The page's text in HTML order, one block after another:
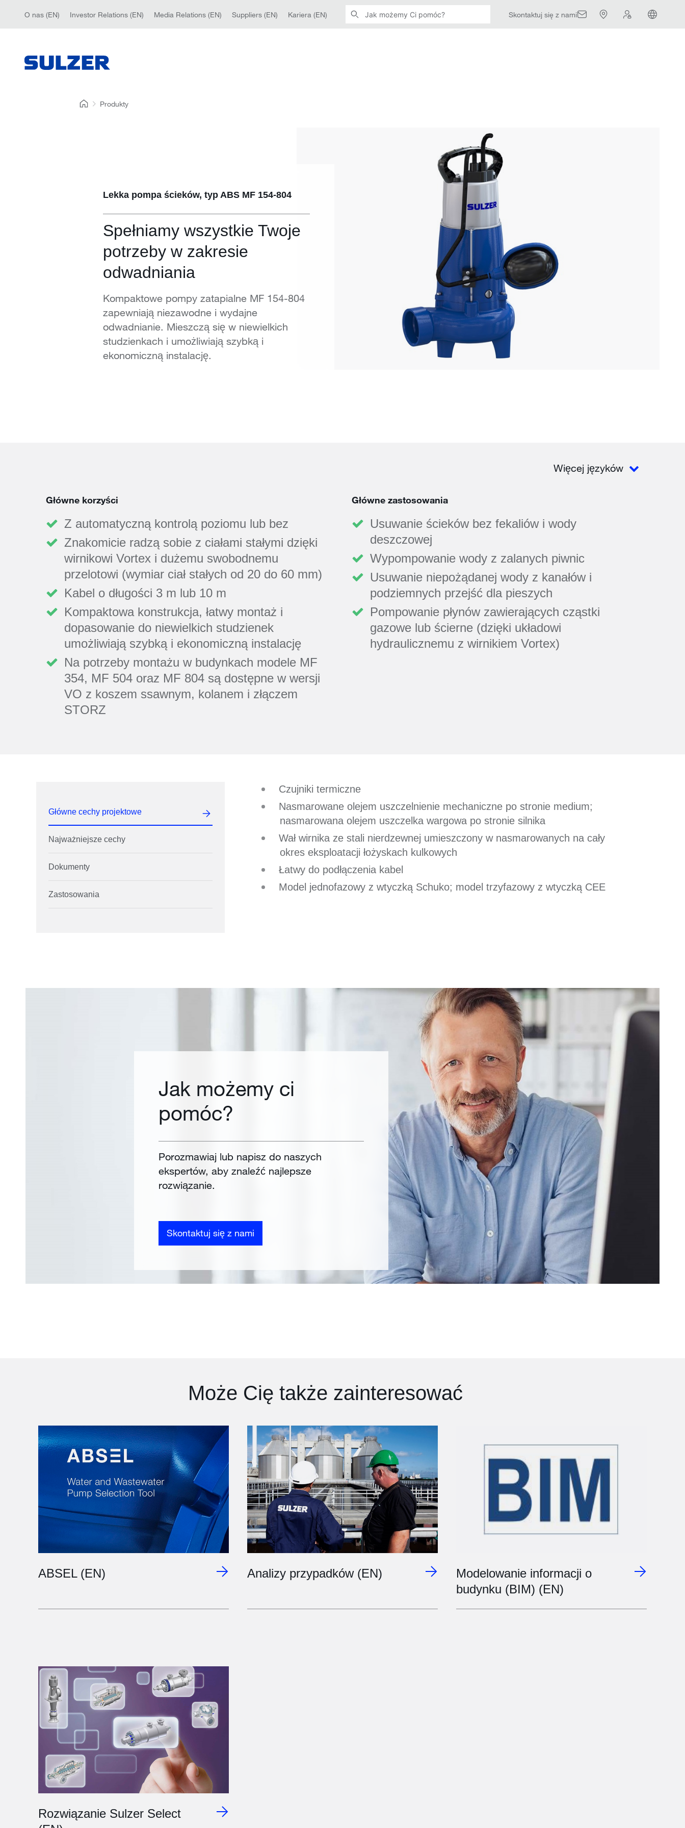
Skontaktuj się z nami
O nas (EN) Investor Relations (EN) Media Relations (EN) Suppliers (EN) Kariera (EN)
Produkty
Lekka pompa ścieków, typ ABS MF 154-804
Spełniamy wszystkie Twoje
potrzeby w zakresie
odwadniania
Kompaktowe pompy zatapialne MF 154-804
zapewniają niezawodne i wydajne
odwadnianie. Mieszczą się w niewielkich
studzienkach i umożliwiają szybką i
ekonomiczną instalację.
Więcej języków
Główne korzyści
Z automatyczną kontrolą poziomu lub bez
Znakomicie radzą sobie z ciałami stałymi dzięki
wirnikowi Vortex i dużemu swobodnemu
przelotowi (wymiar ciał stałych od 20 do 60 mm)
Kabel o długości 3 m lub 10 m
Kompaktowa konstrukcja, łatwy montaż i
dopasowanie do niewielkich studzienek
umożliwiają szybką i ekonomiczną instalację
Na potrzeby montażu w budynkach modele MF
354, MF 504 oraz MF 804 są dostępne w wersji
VO z koszem ssawnym, kolanem i złączem
STORZ
Główne zastosowania
Usuwanie ścieków bez fekaliów i wody
deszczowej
Wypompowanie wody z zalanych piwnic
Usuwanie niepożądanej wody z kanałów i
podziemnych przejść dla pieszych
Pompowanie płynów zawierających cząstki
gazowe lub ścierne (dzięki układowi
hydraulicznemu z wirnikiem Vortex)
Główne cechy projektowe
Czujniki termiczne
Nasmarowane olejem uszczelnienie mechaniczne po stronie medium;
nasmarowana olejem uszczelka wargowa po stronie silnika
Wał wirnika ze stali nierdzewnej umieszczony w nasmarowanych na cały
okres eksploatacji łożyskach kulkowych
Łatwy do podłączenia kabel
Model jednofazowy z wtyczką Schuko; model trzyfazowy z wtyczką CEE
Najważniejsze cechy
Dokumenty
Zastosowania
Jak możemy ci
pomóc?
Porozmawiaj lub napisz do naszych
ekspertów, aby znaleźć najlepsze
rozwiązanie.
Skontaktuj się z nami
Może Cię także zainteresować
ABSEL (EN) Analizy przypadków (EN)
Modelowanie informacji o
budynku (BIM) (EN)
Rozwiązanie Sulzer Select